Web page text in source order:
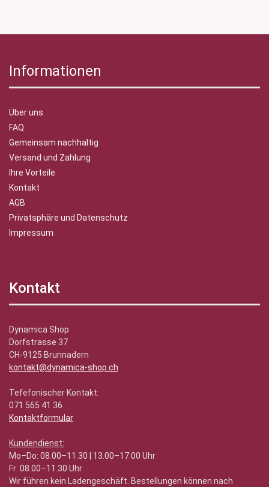
Informationen
Über uns
FAQ
Gemeinsam nachhaltig
Versand und Zahlung
Ihre Vorteile
Kontakt
AGB
Privatsphäre und Datenschutz
Impressum
Kontakt
Dynamica Shop
Dorfstrasse 37
CH-9125 Brunnadern
kontakt@dynamica-shop.ch
Tefefonischer Kontakt:
071 565 41 36
Kontaktformular
Kundendienst:
Mo–Do: 08.00–11.30 | 13.00–17.00 Uhr
Fr: 08.00–11.30 Uhr
Wir führen kein Ladengeschäft. Bestellungen können nach